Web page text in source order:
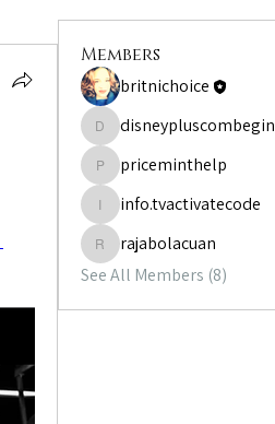
Members
britnichoice
disneypluscombegin
disneypluscombegin
priceminthelp
priceminthelp
info.tvactivatecode
info.tvactivatecode
rajabolacuan
rajabolacuan
See All Members (8)